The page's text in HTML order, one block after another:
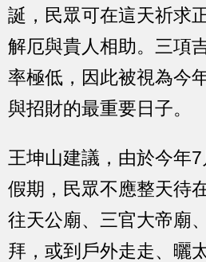
誕，民眾可在這天祈求
解厄與貴人相助。三項
率極低，因此被視為今
與招財的最重要日子。
王坤山建議，由於今年
假期，民眾不應整天待
往天公廟、三官大帝廟
拜，或到戶外走走、曬